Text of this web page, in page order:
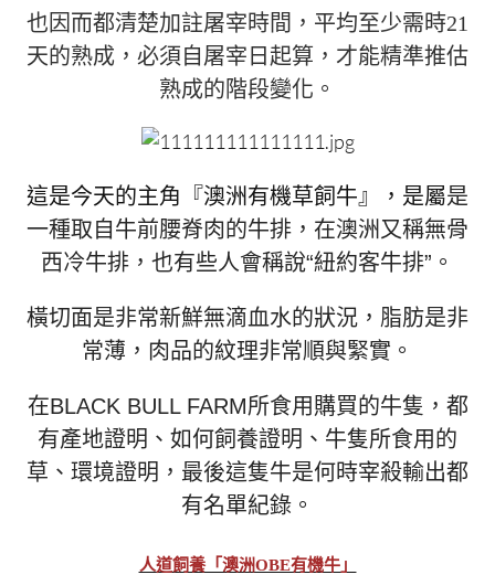
也因而都清楚加註屠宰時間，平均至少需時21
天的熟成，必須自屠宰日起算，才能精準推估
熟成的階段變化。
這是今天的主角『澳洲有機草飼牛』，是屬是
一種取自牛前腰脊肉的牛排，在澳洲又稱無骨
西冷牛排， 也有些人會稱說“紐約客牛排”。
橫切面是非常新鮮無滴血水的狀況，脂肪是非
常薄，肉品的紋理非常順與緊實。
在BLACK BULL FARM所食用購買的牛隻，都
有產地證明、如何飼養證明、牛隻所食用的
草、環境證明，最後這隻牛是何時宰殺輸出都
有名單紀錄。
人道飼養「澳洲OBE有機牛」